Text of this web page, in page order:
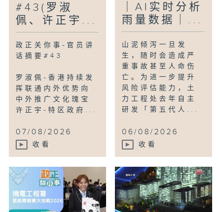
#43(罗淑
佩、许正宇...
政正关你事-官员讲
话摘要#43
罗淑佩-香港持续发
挥联通内外优势向
中外推广文化瑰宝
许正宇-特区政府...
07/08/2026
收看
｜AI实时分析
雨量数据｜...
山泥倾泻一旦发
生，随时会造成严
重事故甚至人命伤
亡。为进一步提升
风险评估能力，土
力工程处去年自主
研发「第五代人...
06/08/2026
收看